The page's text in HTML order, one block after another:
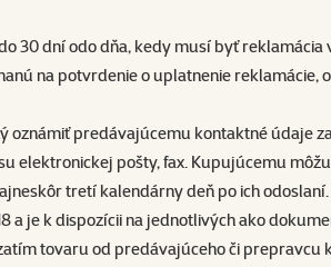
30 dní odo dňa, kedy musí byť
na potvrdenie o uplatnenie
oznámiť predávajúcemu kontaktné údaje
elektronickej pošty, fax. Kupujúcemu
tretí kalendárny deň po ich odoslaní.
a je k dispozícii na jednotlivých ako
tovaru od predávajúceho či